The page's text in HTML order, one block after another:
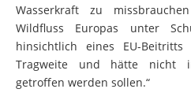
Wasserkraft zu
Wildfluss Europas unter
hinsichtlich eines EU-
Tragweite und hätte nicht
getroffen werden sollen.“